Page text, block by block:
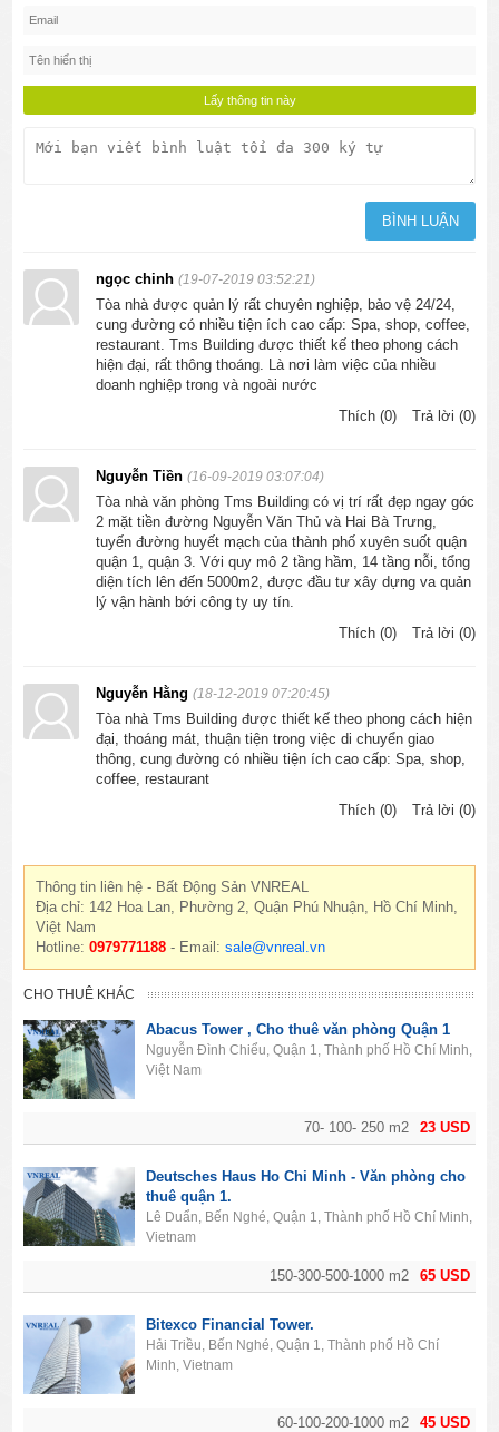
ngọc chinh(19-07-2019 03:52:21)
Tòa nhà được quản lý rất chuyên nghiệp, bảo vệ 24/24,
cung đường có nhiều tiện ích cao cấp: Spa, shop, coffee,
restaurant. Tms Building được thiết kế theo phong cách
hiện đại, rất thông thoáng. Là nơi làm việc của nhiều
doanh nghiệp trong và ngoài nước
Thích (0)
Trả lời (0)
Nguyễn Tiền(16-09-2019 03:07:04)
Tòa nhà văn phòng Tms Building có vị trí rất đẹp ngay góc
2 mặt tiền đường Nguyễn Văn Thủ và Hai Bà Trưng,
tuyến đường huyết mạch của thành phố xuyên suốt quận
quận 1, quận 3. Với quy mô 2 tầng hầm, 14 tầng nỗi, tổng
diện tích lên đến 5000m2, được đầu tư xây dựng va quản
lý vận hành bới công ty uy tín.
Thích (0)
Trả lời (0)
Nguyễn Hằng(18-12-2019 07:20:45)
Tòa nhà Tms Building được thiết kế theo phong cách hiện
đại, thoáng mát, thuận tiện trong việc di chuyển giao
thông, cung đường có nhiều tiện ích cao cấp: Spa, shop,
coffee, restaurant
Thích (0)
Trả lời (0)
Thông tin liên hệ - Bất Động Sản VNREAL
Địa chỉ: 142 Hoa Lan, Phường 2, Quận Phú Nhuận, Hồ Chí Minh,
Việt Nam
Hotline:0979771188 - Email:sale@vnreal.vn
CHO THUÊ KHÁC
23 USD
70- 100- 250 m2
Abacus Tower , Cho thuê văn phòng Quận 1
Nguyễn Đình Chiểu, Quận 1, Thành phố Hồ Chí Minh,
Việt Nam
65 USD
150-300-500-1000 m2
Deutsches Haus Ho Chi Minh - Văn phòng cho
thuê quận 1.
Lê Duẩn, Bến Nghé, Quận 1, Thành phố Hồ Chí Minh,
Vietnam
45 USD
60-100-200-1000 m2
Bitexco Financial Tower.
Hải Triều, Bến Nghé, Quận 1, Thành phố Hồ Chí
Minh, Vietnam